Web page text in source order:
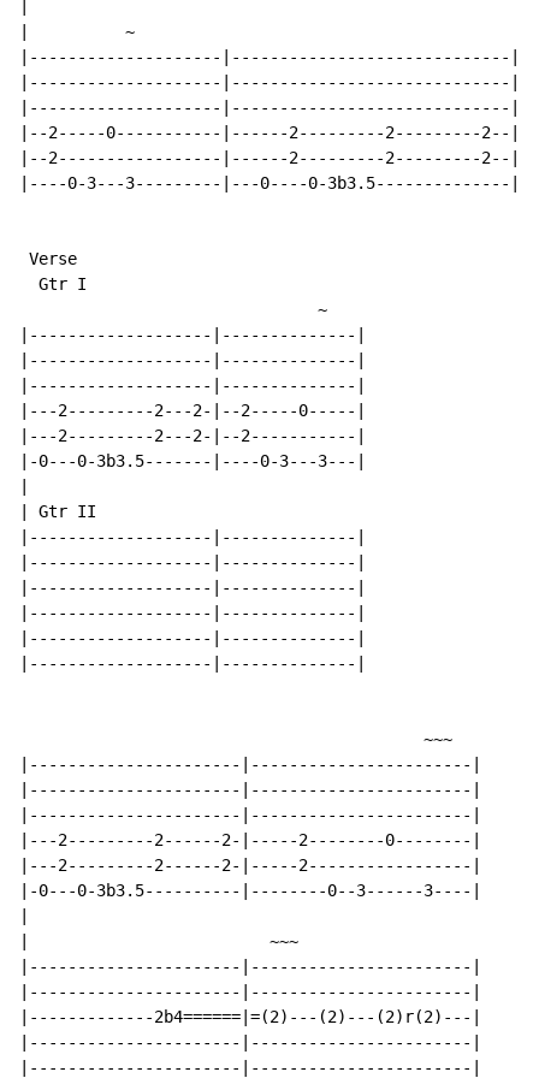
~
|--------------------|-----------------------------
|--------------------|-----------------------------
|--------------------|-----------------------------
|--2-----0-----------|------2---------2---------2--|--
|--2-----------------|------2---------2---------2--|--
|----0-3---3---------|---0----0-3b3.5--------------
Verse
  Gtr I
~
|-------------------|--------------|
|-------------------|--------------|
|-------------------|--------------|
|---2---------2---2-|--2-----0-----|
|---2---------2---2-|--2-----------|
|-0---0-3b3.5-------|----0-3---3---|
| Gtr II
|-------------------|--------------|
|-------------------|--------------|
|-------------------|--------------|
|-------------------|--------------|
|-------------------|--------------|
|-------------------|--------------|
                                          ~~~
|----------------------|-----------------------|
|----------------------|-----------------------|
|----------------------|-----------------------|
|---2---------2------2-|-----2--------0--------|
|---2---------2------2-|-----2-----------------|
|-0---0-3b3.5----------|--------0--3------3----|
|                         ~~~
|----------------------|-----------------------|
|----------------------|-----------------------|
|-------------2b4======|=(2)---(2)---(2)r(2)---|
|----------------------|-----------------------|
|----------------------|-----------------------|